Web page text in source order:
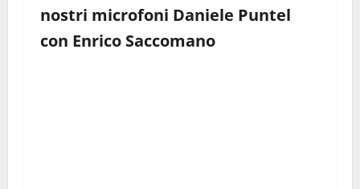
nostri microfoni Daniele Puntel
con Enrico Saccomano